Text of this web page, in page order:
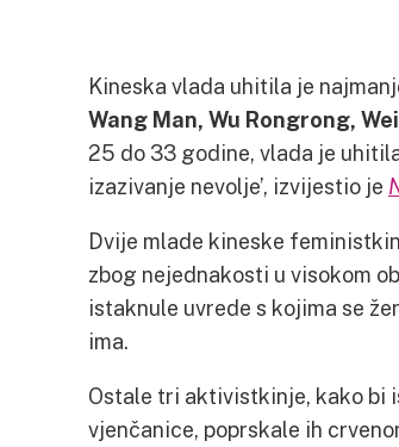
Kineska vlada uhitila je
Wang Man, Wu Rongrong,
25 do 33 godine, vlada je
izazivanje nevolje’, izvijestio je
Dvije mlade kineske
zbog nejednakosti u visokom
istaknule uvrede s kojima se
ima.
Ostale tri aktivistkinje, kako bi
vjenčanice, poprskale ih